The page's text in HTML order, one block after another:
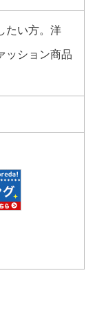
たい方。洋
ッション商品